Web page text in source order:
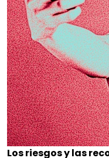
Los riesgos y las